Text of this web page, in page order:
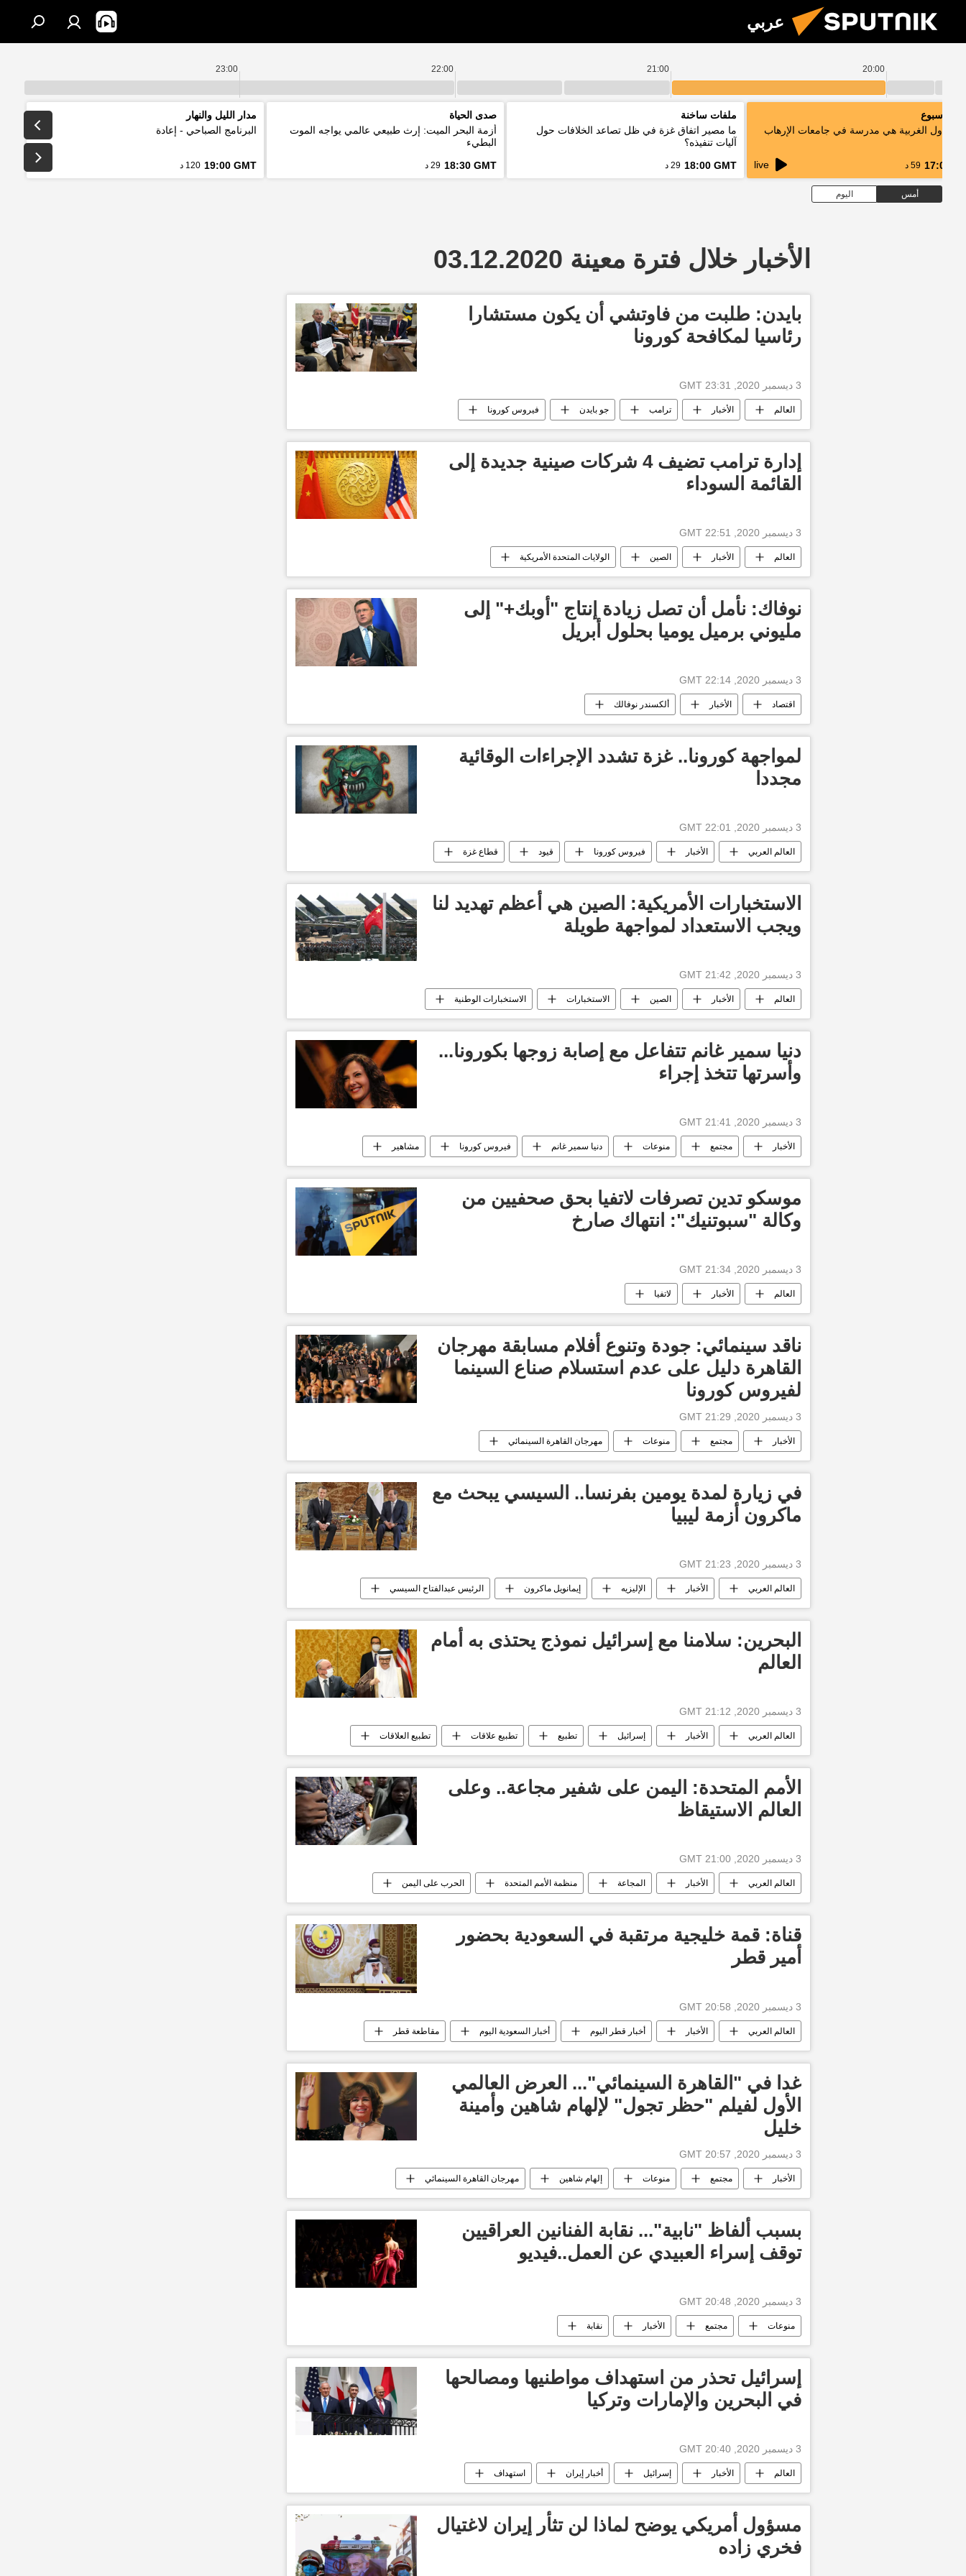
عربي
20:00
21:00
22:00
23:00
الأسبوع
الدول الغربية هي مدرسة في جامعات الإرهاب
17:00 59 د live
ملفات ساخنة
ما مصير اتفاق غزة في ظل تصاعد الخلافات حول
آليات تنفيذه؟
18:00 GMT 29 د
صدى الحياة
أزمة البحر الميت: إرث طبيعي عالمي يواجه الموت
البطيء
18:30 GMT 29 د
مدار الليل والنهار
البرنامج الصباحي - إعادة
19:00 GMT 120 د
أمس اليوم
الأخبار خلال فترة معينة 03.12.2020
بايدن: طلبت من فاوتشي أن يكون مستشارا
رئاسيا لمكافحة كورونا
3 ديسمبر 2020, 23:31 GMT
العالم الأخبار ترامب جو بايدن فيروس كورونا
إدارة ترامب تضيف 4 شركات صينية جديدة إلى
القائمة السوداء
3 ديسمبر 2020, 22:51 GMT
العالم الأخبار الصين الولايات المتحدة الأمريكية
نوفاك: نأمل أن تصل زيادة إنتاج "أوبك+" إلى
مليوني برميل يوميا بحلول أبريل
3 ديسمبر 2020, 22:14 GMT
اقتصاد الأخبار ألكسندر نوفالك
لمواجهة كورونا.. غزة تشدد الإجراءات الوقائية
مجددا
3 ديسمبر 2020, 22:01 GMT
العالم العربي الأخبار فيروس كورونا قيود قطاع غزة
الاستخبارات الأمريكية: الصين هي أعظم تهديد لنا
ويجب الاستعداد لمواجهة طويلة
3 ديسمبر 2020, 21:42 GMT
العالم الأخبار الصين الاستخبارات الاستخبارات الوطنية
الولايات المتحدة الأمريكية
دنيا سمير غانم تتفاعل مع إصابة زوجها بكورونا...
وأسرتها تتخذ إجراء
3 ديسمبر 2020, 21:41 GMT
الأخبار مجتمع منوعات دنيا سمير غانم فيروس كورونا مشاهير
موسكو تدين تصرفات لاتفيا بحق صحفيين من
وكالة "سبوتنيك": انتهاك صارخ
3 ديسمبر 2020, 21:34 GMT
العالم الأخبار لاتفيا
ناقد سينمائي: جودة وتنوع أفلام مسابقة مهرجان
القاهرة دليل على عدم استسلام صناع السينما
لفيروس كورونا
3 ديسمبر 2020, 21:29 GMT
الأخبار مجتمع منوعات مهرجان القاهرة السينمائي
أخبار مهرجان القاهرة السينمائي أفلام
في زيارة لمدة يومين بفرنسا.. السيسي يبحث مع
ماكرون أزمة ليبيا
3 ديسمبر 2020, 21:23 GMT
العالم العربي الأخبار الإليزيه إيمانويل ماكرون الرئيس عبدالفتاح السيسي
البحرين: سلامنا مع إسرائيل نموذج يحتذى به أمام
العالم
3 ديسمبر 2020, 21:12 GMT
العالم العربي الأخبار إسرائيل تطبيع تطبيع علاقات تطبيع العلاقات
البحرين
الأمم المتحدة: اليمن على شفير مجاعة.. وعلى
العالم الاستيقاظ
3 ديسمبر 2020, 21:00 GMT
العالم العربي الأخبار المجاعة منظمة الأمم المتحدة الحرب على اليمن
قناة: قمة خليجية مرتقبة في السعودية بحضور
أمير قطر
3 ديسمبر 2020, 20:58 GMT
العالم العربي الأخبار أخبار قطر اليوم أخبار السعودية اليوم مقاطعة قطر
غدا في "القاهرة السينمائي"... العرض العالمي
الأول لفيلم "حظر تجول" لإلهام شاهين وأمينة
خليل
3 ديسمبر 2020, 20:57 GMT
الأخبار مجتمع منوعات إلهام شاهين مهرجان القاهرة السينمائي
أفلام
بسبب ألفاظ "نابية"... نقابة الفنانين العراقيين
توقف إسراء العبيدي عن العمل..فيديو
3 ديسمبر 2020, 20:48 GMT
منوعات مجتمع الأخبار نقابة
إسرائيل تحذر من استهداف مواطنيها ومصالحها
في البحرين والإمارات وتركيا
3 ديسمبر 2020, 20:40 GMT
العالم الأخبار إسرائيل أخبار إيران استهداف
مسؤول أمريكي يوضح لماذا لن تثأر إيران لاغتيال
فخري زاده